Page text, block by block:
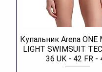
Купальник Arena ONE
LIGHT SWIMSUIT
36 UK - 42 FR -